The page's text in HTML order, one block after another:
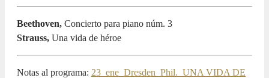
Beethoven, Concierto para piano núm. 3
Strauss, Una vida de héroe
Notas al programa: 23_ene_Dresden_Phil._UNA VIDA DE